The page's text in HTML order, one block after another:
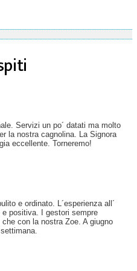
Servizi un po´ datati ma molto
la nostra cagnolina. La Signora
eccellente. Torneremo!
e ordinato. L´esperienza all´
positiva. I gestori sempre
con la nostra Zoe. A giugno